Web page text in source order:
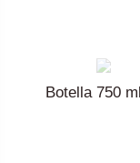
Botella 750